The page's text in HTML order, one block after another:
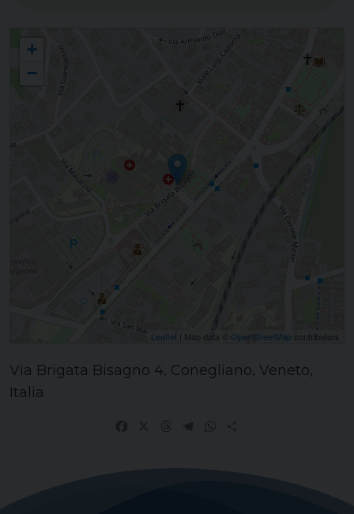
Ospedale civile di Conegliano ULSS 2 Marca Trevigiana
+
−
Leaflet | Map data © OpenStreetMap contributors
Via Brigata Bisagno 4, Conegliano, Veneto,
Italia